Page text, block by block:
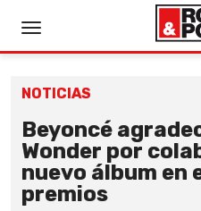
NOTICIAS
Beyoncé
Wonder por
nuevo álbum en
premios